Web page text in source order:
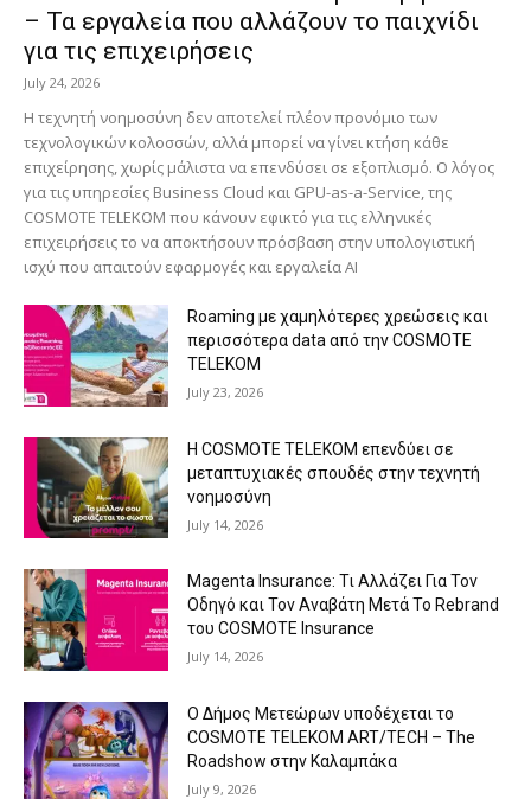
– Τα εργαλεία που αλλάζουν το παιχνίδι
για τις επιχειρήσεις
July 24, 2026
Η τεχνητή νοημοσύνη δεν αποτελεί πλέον προνόμιο των
τεχνολογικών κολοσσών, αλλά μπορεί να γίνει κτήση κάθε
επιχείρησης, χωρίς μάλιστα να επενδύσει σε εξοπλισμό. Ο λόγος
για τις υπηρεσίες Business Cloud και GPU-as-a-Service, της
COSMOTE TELEKOM που κάνουν εφικτό για τις ελληνικές
επιχειρήσεις το να αποκτήσουν πρόσβαση στην υπολογιστική
ισχύ που απαιτούν εφαρμογές και εργαλεία AI
Roaming με χαμηλότερες χρεώσεις και
περισσότερα data από την COSMOTE
TELEKOM
July 23, 2026
Η COSMOTE TELEKOM επενδύει σε
μεταπτυχιακές σπουδές στην τεχνητή
νοημοσύνη
July 14, 2026
Magenta Insurance: Τι Αλλάζει Για Τον
Οδηγό και Τον Αναβάτη Μετά Το Rebrand
του COSMOTE Insurance
July 14, 2026
Ο Δήμος Μετεώρων υποδέχεται το
COSMOTE TELEKOM ART/TECH – The
Roadshow στην Καλαμπάκα
July 9, 2026